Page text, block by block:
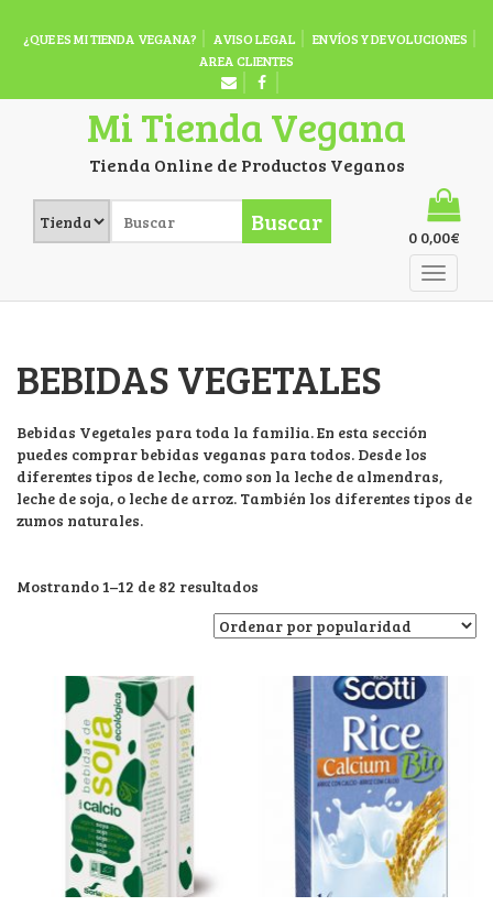
¿QUE ES MI TIENDA VEGANA? AVISO LEGAL
ENVÍOS Y DEVOLUCIONES
AREA CLIENTES
Mi Tienda Vegana
Tienda Online de Productos Veganos
Buscar
0 0,00€
BEBIDAS VEGETALES
Bebidas Vegetales para toda la familia. En esta sección
puedes comprar bebidas veganas para todos. Desde los
diferentes tipos de leche, como son la leche de almendras,
leche de soja, o leche de arroz. También los diferentes tipos de
zumos naturales.
Mostrando 1–12 de 82 resultados